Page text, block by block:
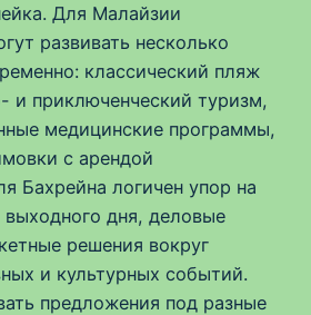
Для Малайзии
развивать несколько
классический пляж
и приключенческий туризм,
медицинские программы,
с арендой
Бахрейна логичен упор на
выходного дня, деловые
решения вокруг
и культурных событий.
предложения под разные